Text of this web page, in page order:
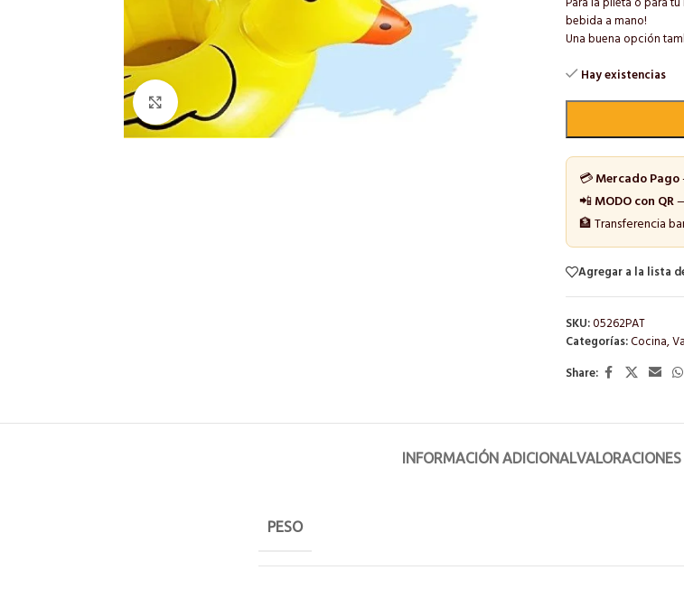
Click to enlarge
bebida a mano!
Una buena opción
Hay existencias
💳Mercado Pago
📲MODO con QR
🏦 Transferencia
Agregar a la lista
SKU:05262PAT
Categorías:Cocina,
Share:
INFORMACIÓN ADICIONAL
PESO